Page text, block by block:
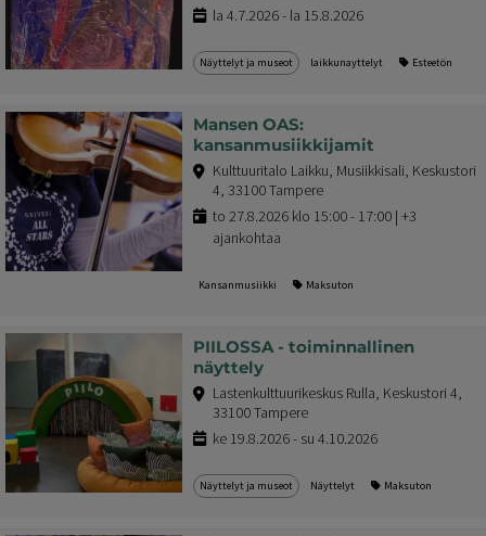
la 4.7.2026 - la 15.8.2026
Näyttelyt ja museot laikkunayttelyt Esteetön
Mansen OAS:
kansanmusiikkijamit
Kulttuuritalo Laikku, Musiikkisali, Keskustori
4, 33100 Tampere
to 27.8.2026 klo 15:00 - 17:00 | +3
ajankohtaa
Kansanmusiikki Maksuton
PIILOSSA - toiminnallinen
näyttely
Lastenkulttuurikeskus Rulla, Keskustori 4,
33100 Tampere
ke 19.8.2026 - su 4.10.2026
Näyttelyt ja museot Näyttelyt Maksuton